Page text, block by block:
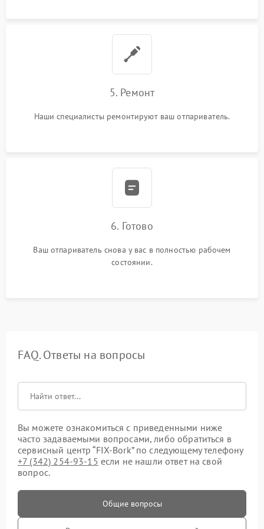
5. Ремонт
Наши специалисты ремонтируют ваш отпариватель.
6. Готово
Ваш отпариватель снова у вас в полностью рабочем
состоянии.
FAQ. Ответы на вопросы
Вы можете ознакомиться с приведенными ниже
часто задаваемыми вопросами, либо обратиться в
сервисный центр “FIX-Bork” по следующему телефону
+7 (342) 254-93-15 если не нашли ответ на свой
вопрос.
Общие вопросы